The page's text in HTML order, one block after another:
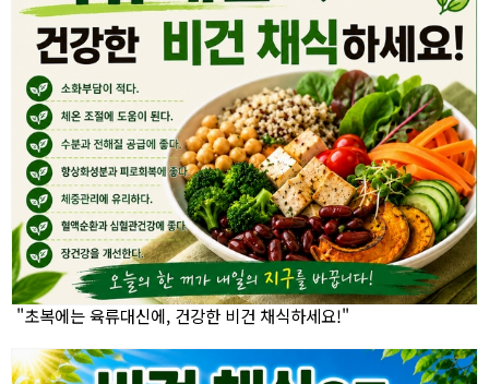
"초복에는 육류대신에, 건강한 비건 채식하세요!"